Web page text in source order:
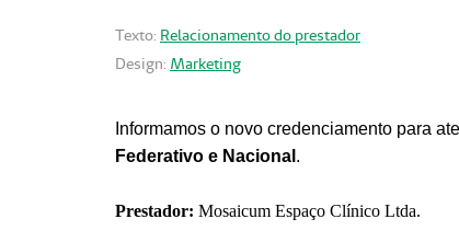
Texto: Relacionamento do prestador
Design: Marketing
Informamos o novo credenciamento para
Federativo e Nacional .
Prestador: Mosaicum Espaço Clínico Ltda.